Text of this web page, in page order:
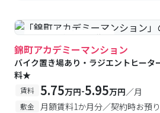
#予約受付中 #空室待ち
錦町アカデミーマンション
バイク置き場あり・ラジエントヒー
料★
賃料 5.75万円-5.95万円／月
敷金 月額賃料1か月分／契約時お預り